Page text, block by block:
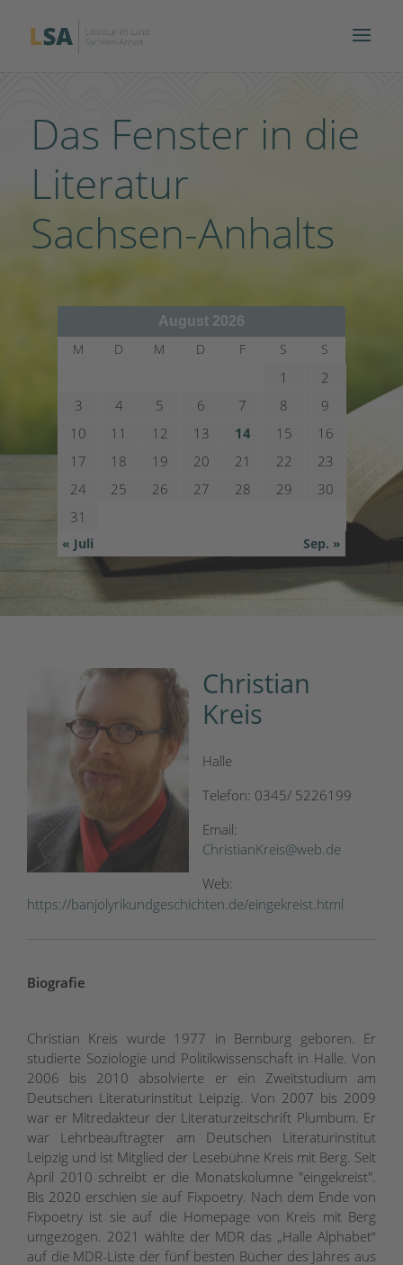
Das Fenster in die
Literatur
Sachsen-Anhalts
August 2026
M D M D F S S
1
2
3
4 5 6 7 8
9
10
11 12 13 14 15
16
17
18 19 20 21 22
23
24
25 26 27 28 29
30
31
« Juli Sep. »
Christian
Kreis
Halle
Telefon: 0345/ 5226199
Email:
ChristianKreis@web.de
Web:
https://banjolyrikundgeschichten.de/eingekreist.html
Biografie
Christian Kreis wurde 1977 in Bernburg geboren. Er
studierte Soziologie und Politikwissenschaft in Halle. Von
2006 bis 2010 absolvierte er ein Zweitstudium am
Deutschen Literaturinstitut Leipzig. Von 2007 bis 2009
war er Mitredakteur der Literaturzeitschrift Plumbum. Er
war Lehrbeauftragter am Deutschen Literaturinstitut
Leipzig und ist Mitglied der Lesebühne Kreis mit Berg. Seit
April 2010 schreibt er die Monatskolumne "eingekreist".
Bis 2020 erschien sie auf Fixpoetry. Nach dem Ende von
Fixpoetry ist sie auf die Homepage von Kreis mit Berg
umgezogen. 2021 wählte der MDR das „Halle Alphabet“
auf die MDR-Liste der fünf besten Bücher des Jahres aus